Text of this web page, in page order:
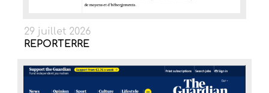
29 juillet 2026
REPORTERRE